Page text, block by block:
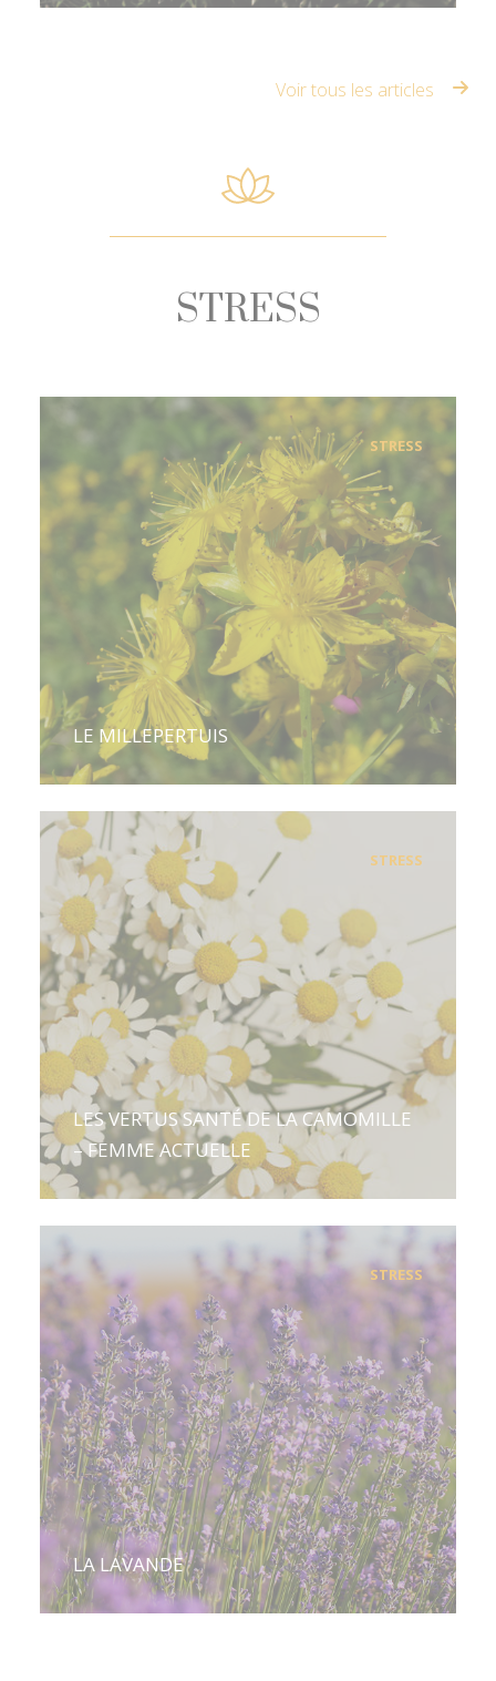
Voir tous les articles
STRESS
STRESS
LE MILLEPERTUIS
STRESS
LES VERTUS SANTÉ DE LA CAMOMILLE
– FEMME ACTUELLE
STRESS
LA LAVANDE